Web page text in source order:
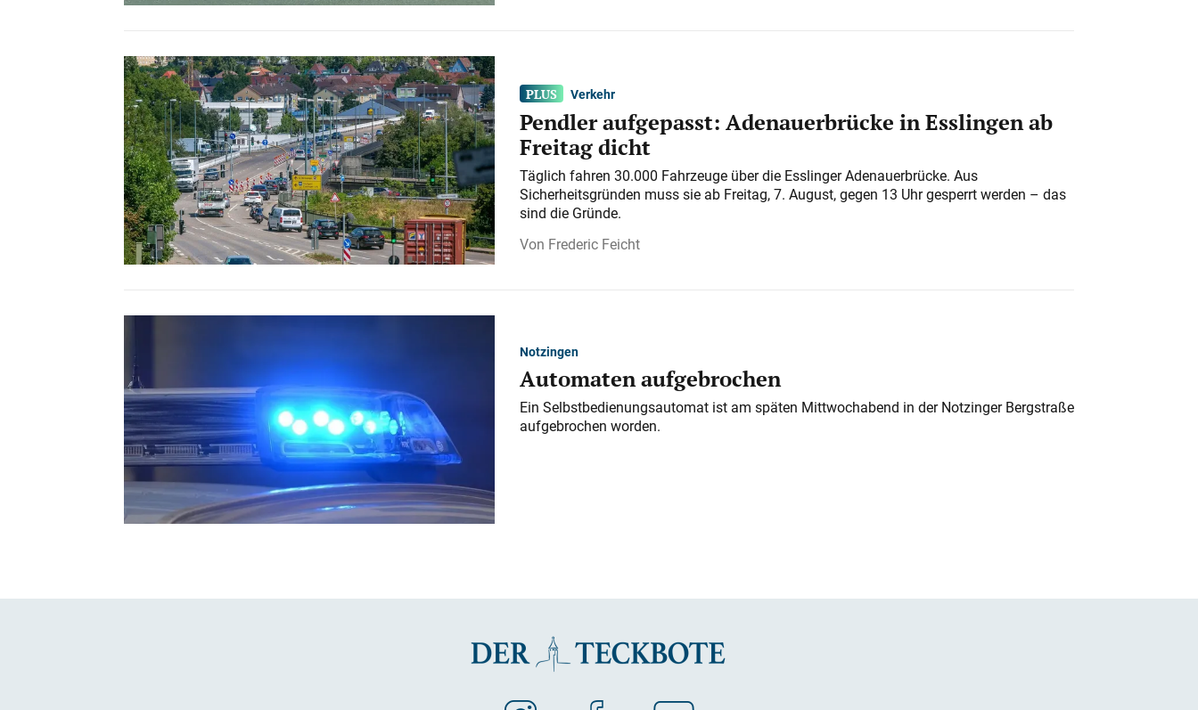
Verkehr
Pendler aufgepasst: Adenauerbrücke in Esslingen ab
Freitag dicht
Täglich fahren 30.000 Fahrzeuge über die Esslinger Adenauerbrücke. Aus
Sicherheitsgründen muss sie ab Freitag, 7. August, gegen 13 Uhr gesperrt werden – das
sind die Gründe.
Frederic Feicht
Notzingen
Automaten aufgebrochen
Ein Selbstbedienungsautomat ist am späten Mittwochabend in der Notzinger Bergstraße
aufgebrochen worden.